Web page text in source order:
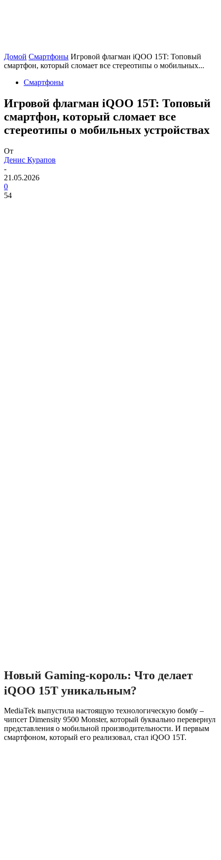
Домой Смартфоны Игровой флагман iQOO 15T: Топовый
смартфон, который сломает все стереотипы о мобильных...
Смартфоны
Игровой флагман iQOO 15T: Топовый
смартфон, который сломает все
стереотипы о мобильных устройствах
От
Денис Курапов
-
21.05.2026
0
54
Новый Gaming-король: Что делает
iQOO 15T уникальным?
MediaTek выпустила настоящую технологическую бомбу –
чипсет Dimensity 9500 Monster, который буквально перевернул
представления о мобильной производительности. И первым
смартфоном, который его реализовал, стал iQOO 15T.